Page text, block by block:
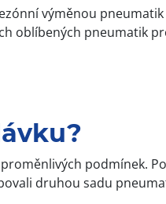
výměnou
oblíbených pneumatik
podmínek.
druhou sadu